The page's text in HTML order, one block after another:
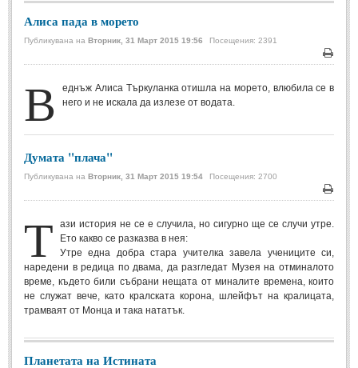
Баба Марта (4)
Свети Валентин
(6)
Сватбa
SMS-И
Любовни SMS-и (38)
Забавни SMS-и
SMS-и за приятели
МЪДРОСТИ
МЪДРОСТИ - КАТЕГОРИИ
Алиса пада в морето
Публикувана на Вторник, 31 Март 2015 19:56 Посещения: 2391
Печат
В
еднъж Алиса Търкуланка отишла на морето, влюбила се в
него и не искала да излезе от водата.
Думата "плача"
Публикувана на Вторник, 31 Март 2015 19:54 Посещения: 2700
Печат
Т
ази история не се е случила, но сигурно ще се случи утре.
Ето какво се разказва в нея:
Утре една добра стара учителка завела учениците си,
наредени в редица по двама, да разгледат Музея на отминалото
време, където били събрани нещата от миналите времена, които
не служат вече, като кралската корона, шлейфът на кралицата,
трамваят от Монца и така нататък.
Планетата на Истината